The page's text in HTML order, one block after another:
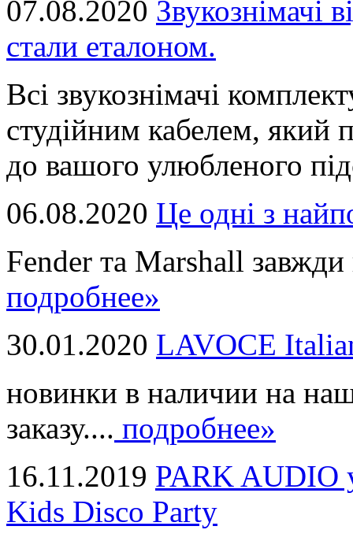
07.08.2020 Звукознімачі
стали еталоном.
Всі звукознімачі
студійним кабелем, який
до вашого улюбленого
06.08.2020 Це однi з
Fender та Marshall завжди
подробнее»
30.01.2020 LAVOCE
новинки в наличии на
заказу.... подробнее»
16.11.2019 PARK AUDIO
Kids Disco Party